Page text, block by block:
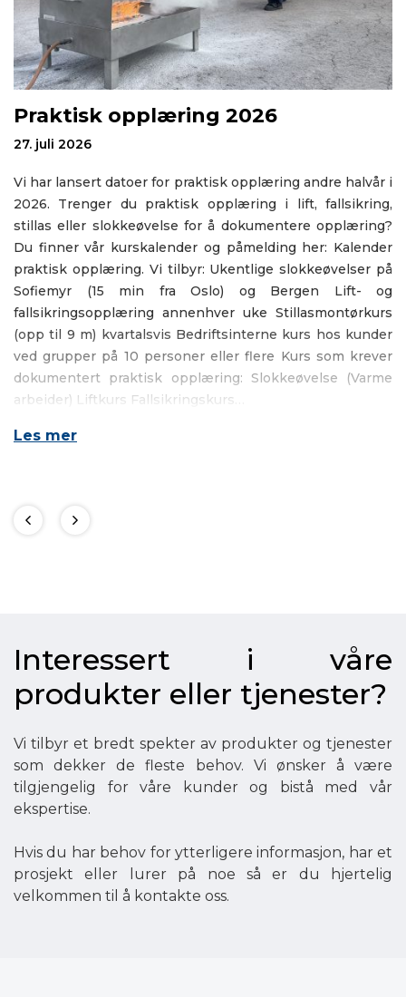
Praktisk opplæring 2026
27. juli 2026
Vi har lansert datoer for praktisk opplæring andre halvår i
2026. Trenger du praktisk opplæring i lift, fallsikring,
stillas eller slokkeøvelse for å dokumentere opplæring?
Du finner vår kurskalender og påmelding her: Kalender
praktisk opplæring. Vi tilbyr: Ukentlige slokkeøvelser på
Sofiemyr (15 min fra Oslo) og Bergen Lift- og
fallsikringsopplæring annenhver uke Stillasmontørkurs
(opp til 9 m) kvartalsvis Bedriftsinterne kurs hos kunder
ved grupper på 10 personer eller flere Kurs som krever
dokumentert praktisk opplæring: Slokkeøvelse (Varme
arbeider) Liftkurs Fallsikringskurs…
Les mer
Interessert i våre
produkter eller tjenester?
Vi tilbyr et bredt spekter av produkter og tjenester
som dekker de fleste behov. Vi ønsker å være
tilgjengelig for våre kunder og bistå med vår
ekspertise.
Hvis du har behov for ytterligere informasjon, har et
prosjekt eller lurer på noe så er du hjertelig
velkommen til å kontakte oss.